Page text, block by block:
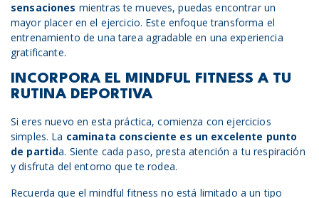
sensaciones mientras te mueves, puedas encontrar un
mayor placer en el ejercicio. Este enfoque transforma el
entrenamiento de una tarea agradable en una experiencia
gratificante.
INCORPORA EL MINDFUL FITNESS A TU
RUTINA DEPORTIVA
Si eres nuevo en esta práctica, comienza con ejercicios
simples. La caminata consciente es un excelente punto
de partida. Siente cada paso, presta atención a tu respiración
y disfruta del entorno que te rodea.
Recuerda que el mindful fitness no está limitado a un tipo